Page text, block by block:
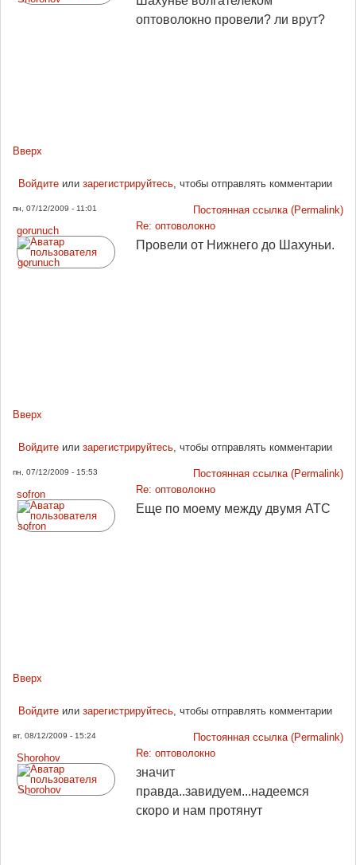
оптоволокно провели? ли врут?
Вверх
Войдитеили зарегистрируйтесь, чтобы отправлять комментарии
пн, 07/12/2009 - 11:01
Постоянная ссылка (Permalink)
gorunuch
Re: оптоволокно
Провели от Нижнего до Шахуньи.
Вверх
Войдитеили зарегистрируйтесь, чтобы отправлять комментарии
пн, 07/12/2009 - 15:53
Постоянная ссылка (Permalink)
sofron
Re: оптоволокно
Еще по моему между двумя АТС
Вверх
Войдитеили зарегистрируйтесь, чтобы отправлять комментарии
вт, 08/12/2009 - 15:24
Постоянная ссылка (Permalink)
Shorohov
Re: оптоволокно
значит
правда..завидуем...надеемся
скоро и нам протянут